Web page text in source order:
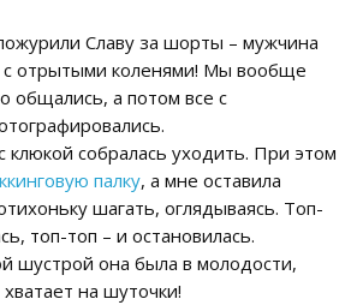
Славу за шорты – мужчина
отрытыми коленями! Мы вообще
общались, а потом все с
клюкой собралась уходить. При этом
палку, а мне оставила
шагать, оглядываясь. Топ-
топ-топ – и остановилась.
шустрой она была в молодости,
на шуточки!